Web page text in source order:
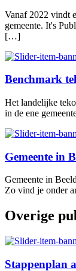
Vanaf 2022 vindt
gemeente. It's
[…]
Benchmark
Het landelijke
in de ene
Gemeente in
Gemeente in
Zo vind je onder
Overige
Stappenplan